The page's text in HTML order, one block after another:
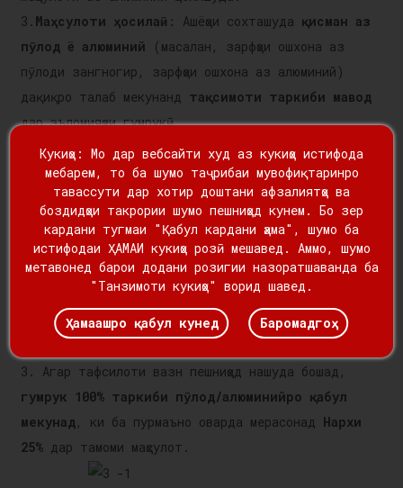
3. Маҳсулоти ҳосилаӣ : Ашёҳои сохташуда қисман аз
пӯлод ё алюминий (масалан, зарфҳои ошхона аз
пӯлоди зангногир, зарфҳои ошхона аз алюминий)
дақиқро талаб мекунанд тақсимоти таркиби мавод
дар эъломияҳои гумрукӣ.
Талабот оид ба риоя ва эъломия
Барои маҳсулоти ғайрипӯлодӣ/алюминий, ки ин
металлҳоро дар бар мегиранд,корхонаҳо бояд
изҳор кунанд:
арзиши қисми ғайриметаллӣ алоҳида.
2. Он арзиш ва вазни (кг) қисми пӯлод/алюминий
3. Агар тафсилоти вазн пешниҳод нашуда бошад,
гумрук 100% таркиби пӯлод/алюминийро қабул
мекунад , ки ба пурмаъно оварда мерасонад Нархи
25%дар тамоми маҳсулот.
Кукиҳо: Мо дар вебсайти худ аз кукиҳо истифода
мебарем, то ба шумо таҷрибаи мувофиқтаринро
тавассути дар хотир доштани афзалиятҳо ва
боздидҳои такрории шумо пешниҳод кунем. Бо зер
кардани тугмаи "Қабул кардани ҳама", шумо ба
истифодаи ҲАМАИ кукиҳо розӣ мешавед. Аммо, шумо
метавонед барои додани розигии назоратшаванда ба
"Танзимоти кукиҳо" ворид шавед.
Ҳамаашро қабул кунед Баромадгоҳ